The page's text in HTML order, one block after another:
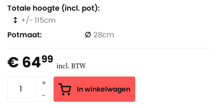
Totale hoogte (incl. pot)
115
Potmaat
28
€ 6499 incl. BTW
In winkelwagen